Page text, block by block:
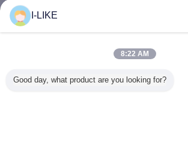
多くスプレーのペンキ
衝撃耐性 快速乾燥
金属やプラスチッ
防水 2k エアゾー
ル スプレー ペイ
I-LIKE
8:22 AM
Good day, what product are you looking for?